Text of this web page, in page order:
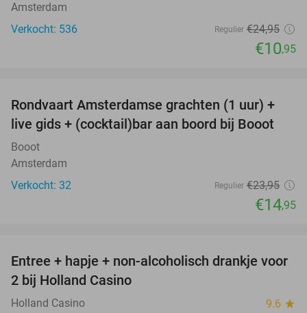
Amsterdam
Verkocht: 536
Regulier €24,95
€10,95
38%
Rondvaart Amsterdamse grachten (1 uur) +
live gids + (cocktail)bar aan boord bij Booot
Booot
Amsterdam
Verkocht: 32
Regulier €23,95
€14,95
52%
Entree + hapje + non-alcoholisch drankje voor
2 bij Holland Casino
Holland Casino 9.6 star